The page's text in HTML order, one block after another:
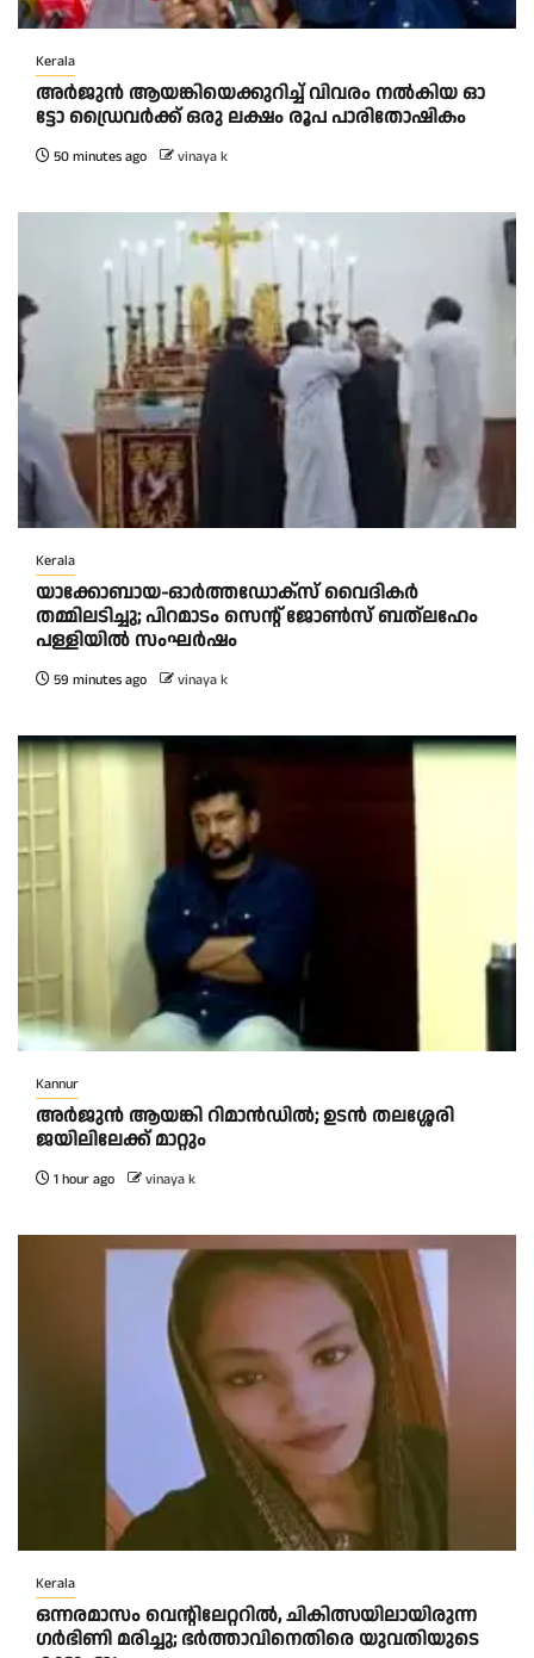
Kerala
അ​ർ​ജു​ൻ ആ​യ​ങ്കി​യെ​ക്കു​റി​ച്ച് വി​വ​രം ന​ൽ​കി​യ ഓ​
ട്ടോ ഡ്രൈ​വ​ർ​ക്ക് ഒ​രു ല​ക്ഷം രൂ​പ പാ​രി​തോ​ഷി​കം
50 minutes ago vinaya k
Kerala
യാക്കോബായ-ഓർത്തഡോക്സ് വൈദികർ
തമ്മിലടിച്ചു; പിറമാടം സെന്റ്‌ ജോൺസ് ബത്ലഹേം
പള്ളിയിൽ സംഘർഷം
59 minutes ago vinaya k
Kannur
അര്‍ജുന്‍ ആയങ്കി റിമാന്‍ഡില്‍; ഉടന്‍ തലശ്ശേരി
ജയിലിലേക്ക് മാറ്റും
1 hour ago vinaya k
Kerala
ഒന്നരമാസം വെന്റിലേറ്ററിൽ, ചികിത്സയിലായിരുന്ന
ഗർഭിണി മരിച്ചു; ഭർത്താവിനെതിരെ യുവതിയുടെ